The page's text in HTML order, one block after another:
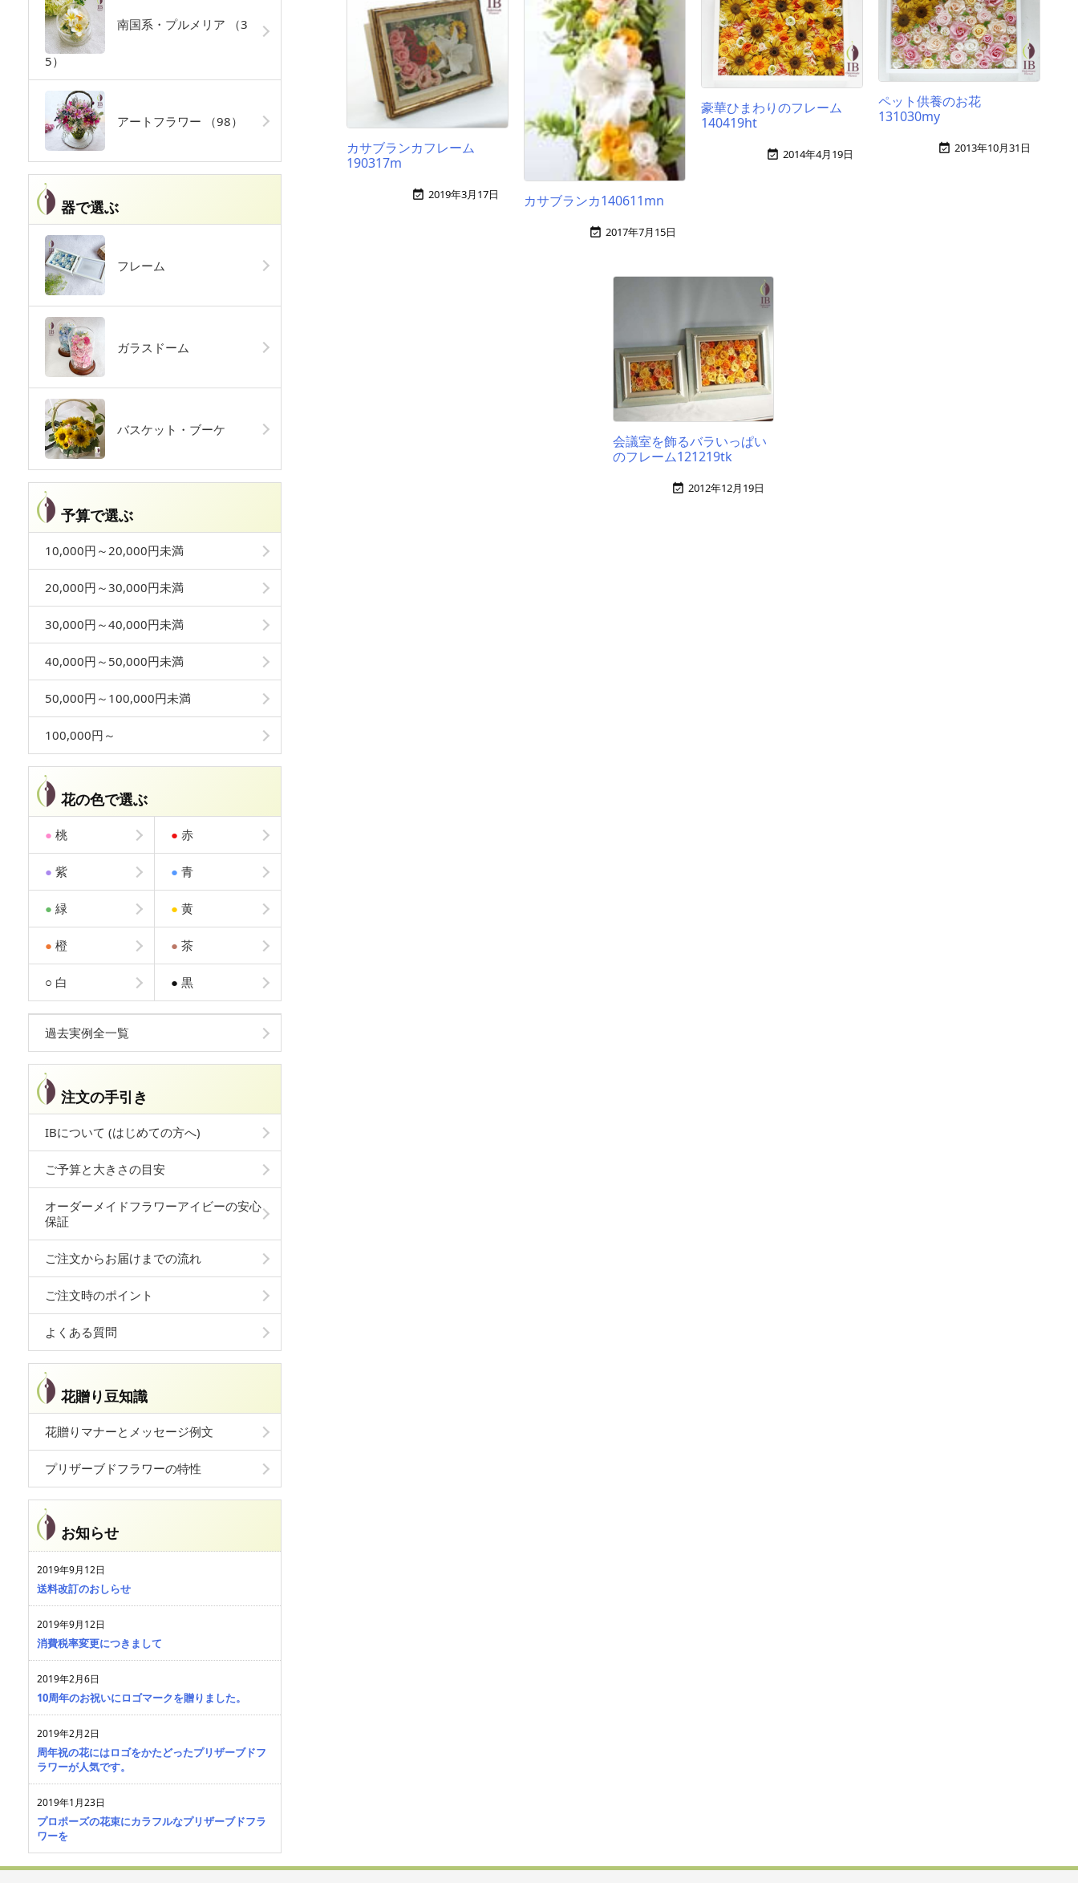
カサブランカフレーム
190317m
 2019年3月17日 カサブランカ140611mn
 2017年7月15日
豪華ひまわりのフレーム
140419ht
 2014年4月19日
ペット供養のお花
131030my
 2013年10月31日
会議室を飾るバラいっぱい
のフレーム121219tk
 2012年12月19日
南国系・プルメリア （3
5）
アートフラワー （98）
器で選ぶ
フレーム
ガラスドーム
バスケット・ブーケ
予算で選ぶ
10,000円～20,000円未満
20,000円～30,000円未満
30,000円～40,000円未満
40,000円～50,000円未満
50,000円～100,000円未満
100,000円～
花の色で選ぶ
● 桃 ● 赤
● 紫 ● 青
● 緑 ● 黄
● 橙 ● 茶
○ 白 ● 黒
過去実例全一覧
注文の手引き
IBについて (はじめての方へ)
ご予算と大きさの目安
オーダーメイドフラワーアイビーの安心
保証
ご注文からお届けまでの流れ
ご注文時のポイント
よくある質問
花贈り豆知識
花贈りマナーとメッセージ例文
プリザーブドフラワーの特性
お知らせ
2019年9月12日
送料改訂のおしらせ
2019年9月12日
消費税率変更につきまして
2019年2月6日
10周年のお祝いにロゴマークを贈りました。
2019年2月2日
周年祝の花にはロゴをかたどったプリザーブドフ
ラワーが人気です。
2019年1月23日
プロポーズの花束にカラフルなプリザーブドフラ
ワーを